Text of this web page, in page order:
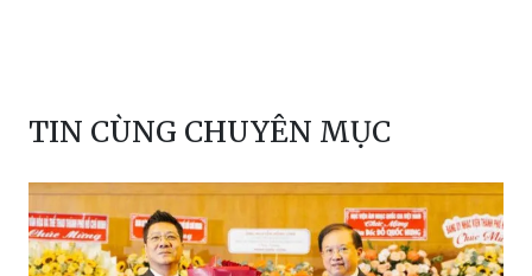
TIN CÙNG CHUYÊN MỤC